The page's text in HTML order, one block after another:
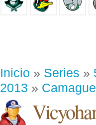
Inicio » Series »
2013 »